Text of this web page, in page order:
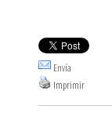
Envía
Imprimir